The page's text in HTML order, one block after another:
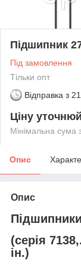
Підшипник
Під замовлення
Тільки опт
Відправка з
Ціну
Мінімальна сума
Опис
Опис
(серія
ін.)